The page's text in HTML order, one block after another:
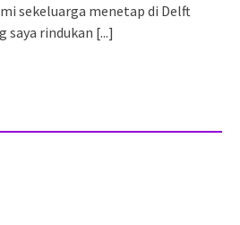
sekeluarga menetap di Delft
saya rindukan [...]